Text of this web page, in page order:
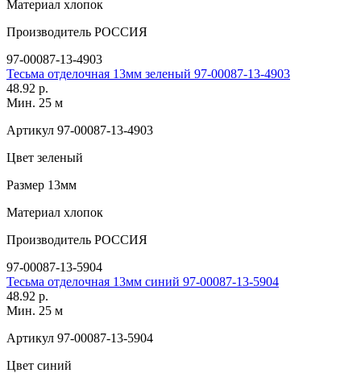
Материал хлопок
Производитель РОССИЯ
97-00087-13-4903
Тесьма отделочная 13мм зеленый 97-00087-13-4903
48.92 р.
Мин. 25 м
Артикул 97-00087-13-4903
Цвет зеленый
Размер 13мм
Материал хлопок
Производитель РОССИЯ
97-00087-13-5904
Тесьма отделочная 13мм синий 97-00087-13-5904
48.92 р.
Мин. 25 м
Артикул 97-00087-13-5904
Цвет синий